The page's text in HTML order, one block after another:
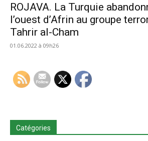
ROJAVA. La Turquie
l’ouest d’Afrin au groupe
Tahrir al-Cham
01.06.2022 à 09h26
Catégories